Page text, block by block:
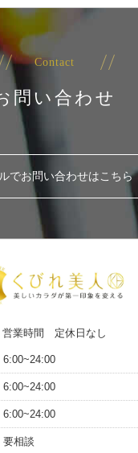
Contact
問い合わせ
でお問い合わせはこちら
営業時間 定休日なし
6:00~24:00
6:00~24:00
6:00~24:00
要相談